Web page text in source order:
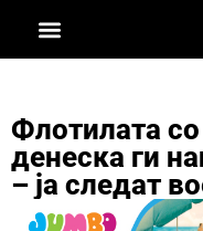
Флотилата
денеска ги
– ја следат